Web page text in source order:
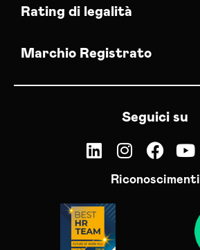
Rating di legalità
Marchio Registrato
Seguici su
Riconoscimenti